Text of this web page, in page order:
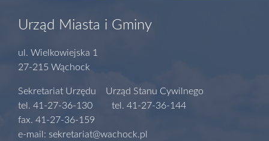
Urząd Miasta i Gminy
ul. Wielkowiejska 1
27-215 Wąchock
Sekretariat Urzędu Urząd Stanu Cywilnego
tel. 41-27-36-130 tel. 41-27-36-144
fax. 41-27-36-159
e-mail: sekretariat@wachock.pl